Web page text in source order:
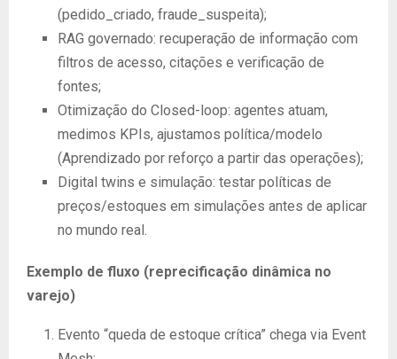
(pedido_criado, fraude_suspeita);
RAG governado: recuperação de informação com
filtros de acesso, citações e verificação de
fontes;
Otimização do Closed-loop: agentes atuam,
medimos KPIs, ajustamos política/modelo
(Aprendizado por reforço a partir das operações);
Digital twins e simulação: testar políticas de
preços/estoques em simulações antes de aplicar
no mundo real.
Exemplo de fluxo (reprecificação dinâmica no
varejo)
Evento “queda de estoque crítica” chega via Event